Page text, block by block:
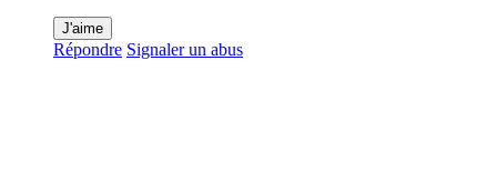
J'aime
Répondre Signaler un abus